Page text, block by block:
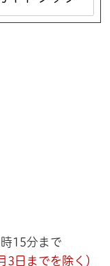
15分まで
3日までを除く）